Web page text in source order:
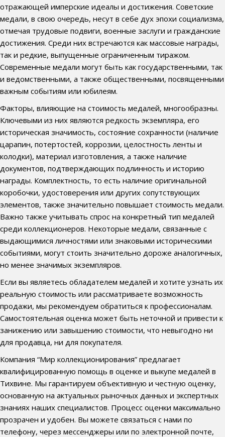
отражающей имперские идеалы и достижения. Советские
медали, в свою очередь, несут в себе дух эпохи социализма,
отмечая трудовые подвиги, военные заслуги и гражданские
достижения. Среди них встречаются как массовые награды,
так и редкие, выпущенные ограниченным тиражом.
Современные медали могут быть как государственными, так
и ведомственными, а также общественными, посвященными
важным событиям или юбилеям.
Факторы, влияющие на стоимость медалей, многообразны.
Ключевыми из них являются редкость экземпляра, его
историческая значимость, состояние сохранности (наличие
царапин, потертостей, коррозии, целостность ленты и
колодки), материал изготовления, а также наличие
документов, подтверждающих подлинность и историю
награды. Комплектность, то есть наличие оригинальной
коробочки, удостоверения или других сопутствующих
элементов, также значительно повышает стоимость медали.
Важно также учитывать спрос на конкретный тип медалей
среди коллекционеров. Некоторые медали, связанные с
выдающимися личностями или знаковыми историческими
событиями, могут стоить значительно дороже аналогичных,
но менее значимых экземпляров.
Если вы являетесь обладателем медалей и хотите узнать их
реальную стоимость или рассматриваете возможность
продажи, мы рекомендуем обратиться к профессионалам.
Самостоятельная оценка может быть неточной и привести к
занижению или завышению стоимости, что невыгодно ни
для продавца, ни для покупателя.
Компания “Мир коллекционирования” предлагает
квалифицированную помощь в оценке и выкупе медалей в
Тихвине. Мы гарантируем объективную и честную оценку,
основанную на актуальных рыночных данных и экспертных
знаниях наших специалистов. Процесс оценки максимально
прозрачен и удобен. Вы можете связаться с нами по
телефону, через мессенджеры или по электронной почте,